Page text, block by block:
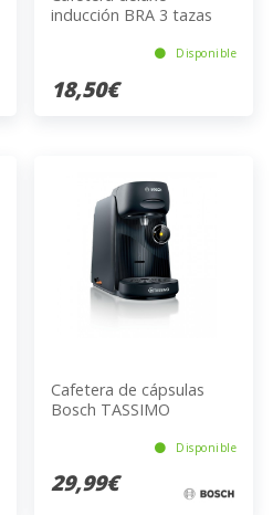
inducción BRA 3 tazas
Disponible
18,50€
Cafetera de cápsulas
Bosch TASSIMO
Disponible
29,99€